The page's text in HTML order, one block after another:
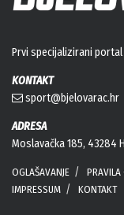
Prvi specijalizirani
KONTAKT
sport@bjelovarac.hr
ADRESA
Moslavačka 185, 43284
OGLAŠAVANJE PRAVILA
IMPRESSUM
KONTAKT